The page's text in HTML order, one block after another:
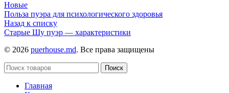
Новые
Польза пуэра для психологического здоровья
Назад к списку
Старые Шу пуэр — характеристики
© 2026 puerhouse.md. Все права защищены
Поиск
Главная